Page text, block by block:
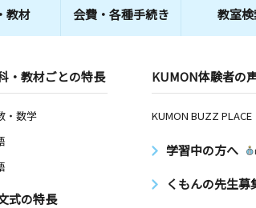
教材 会費・ 各種手続き 教室
・教材ごとの特長
・数学
式の特長
KUMON体験者の
KUMON BUZZ PLACE
学習中の方へ
くもんの先生募